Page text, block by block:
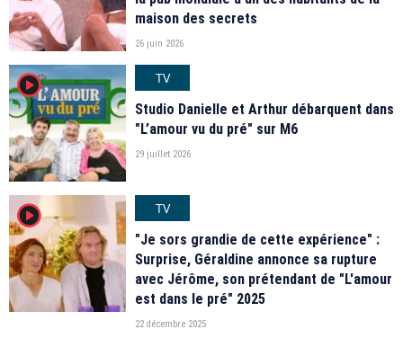
maison des secrets
26 juin 2026
player2
TV
Studio Danielle et Arthur débarquent dans
"L’amour vu du pré" sur M6
29 juillet 2026
player2
TV
"Je sors grandie de cette expérience" :
Surprise, Géraldine annonce sa rupture
avec Jérôme, son prétendant de "L'amour
est dans le pré" 2025
22 décembre 2025